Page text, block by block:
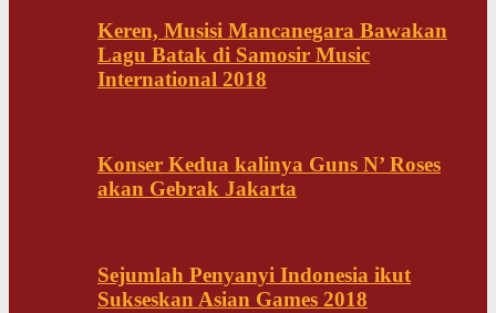
Keren, Musisi Mancanegara Bawakan
Lagu Batak di Samosir Music
International 2018
Konser Kedua kalinya Guns N’ Roses
akan Gebrak Jakarta
Sejumlah Penyanyi Indonesia ikut
Sukseskan Asian Games 2018